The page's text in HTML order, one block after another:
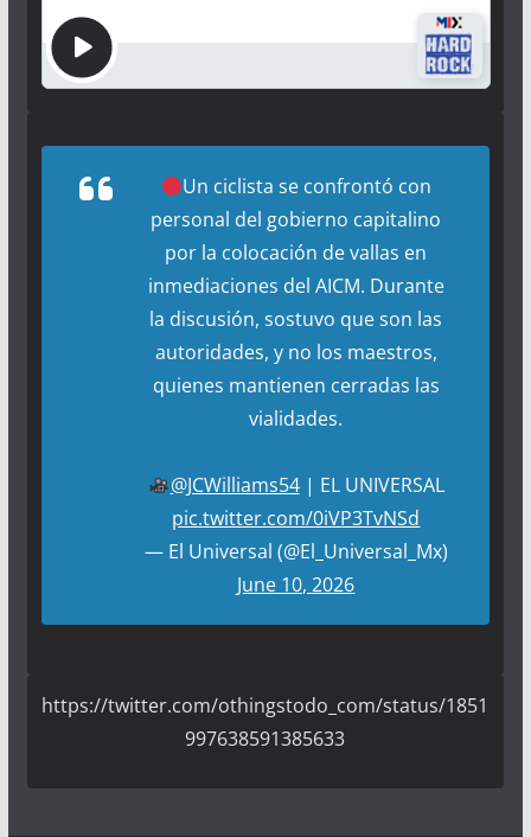
Un ciclista se confrontó con
personal del gobierno capitalino
por la colocación de vallas en
inmediaciones del AICM. Durante
la discusión, sostuvo que son las
autoridades, y no los maestros,
quienes mantienen cerradas las
vialidades.
@JCWilliams54| EL UNIVERSAL
pic.twitter.com/0iVP3TvNSd
— El Universal (@El_Universal_Mx)
June 10, 2026
https://twitter.com/othingstodo_com/status/1851
997638591385633